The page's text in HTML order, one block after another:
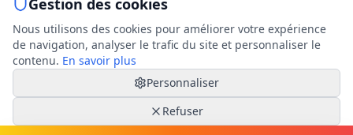
Nous contacter
© 2025 Le Solarman. Tous droits réservés.
Politique de cookies
Politique de confidentialité
Gestion des cookies
Nous utilisons des cookies pour améliorer votre expérience
de navigation, analyser le trafic du site et personnaliser le
contenu. En savoir plus
Personnaliser
Refuser